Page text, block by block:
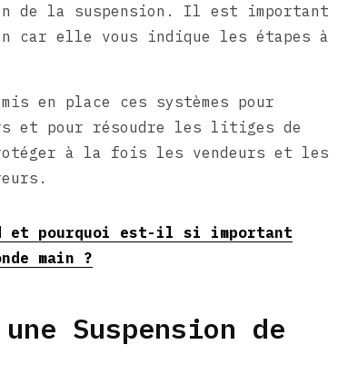
de la suspension. Il est important
elle vous indique les étapes à
en place ces systèmes pour
et pour résoudre les litiges de
à la fois les vendeurs et les
et pourquoi est-il si important
main ?
Suspension de